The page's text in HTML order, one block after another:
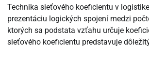
Technika sieťového koeficientu v
prezentáciu logických spojení medzi
ktorých sa podstata vzťahu určuje
sieťového koeficientu predstavuje